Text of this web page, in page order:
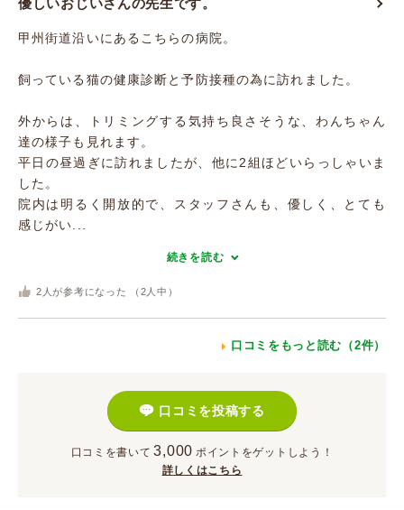
優しいおじいさんの先生です。
甲州街道沿いにあるこちらの病院。
飼っている猫の健康診断と予防接種の為に訪れました。
外からは、トリミングする気持ち良さそうな、わんちゃん
達の様子も見れます。
平日の昼過ぎに訪れましたが、他に2組ほどいらっしゃいま
した。
院内は明るく開放的で、スタッフさんも、優しく、とても
感じがい...
続きを読む
2 人が参考になった （ 2 人中）
口コミをもっと読む（2件）
口コミを投稿する
口コミを書いて 3,000 ポイント をゲットしよう！
詳しくはこちら